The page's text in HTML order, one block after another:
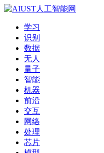
学习
识别
数据
无人
量子
智能
机器
前沿
交互
网络
处理
芯片